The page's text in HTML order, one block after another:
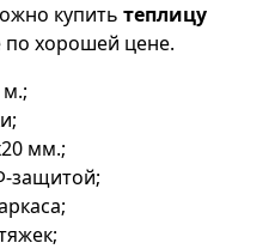
купить теплицу
по хорошей цене.
мм.;
защитой;